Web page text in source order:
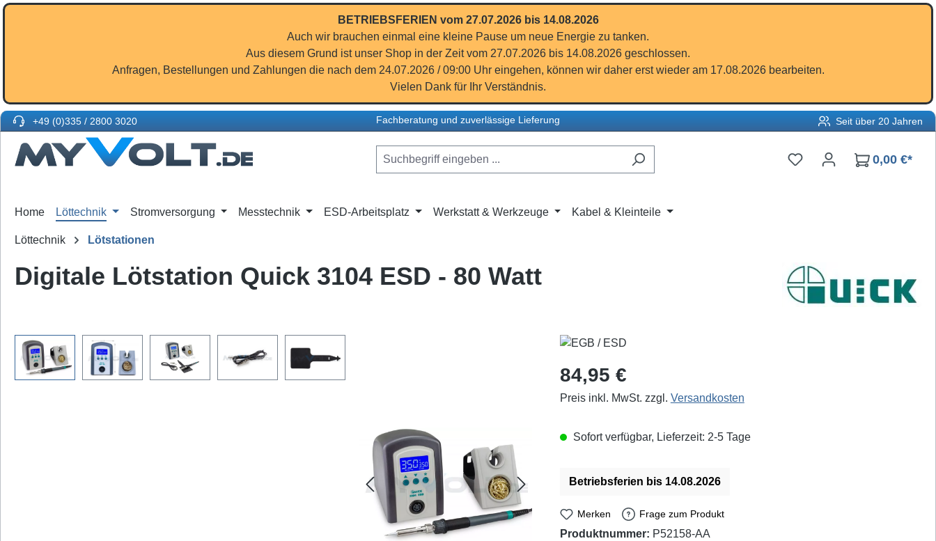
BETRIEBSFERIEN vom 27.07.2026 bis 14.08.2026
Auch wir brauchen einmal eine kleine Pause um neue Energie zu tanken.
Aus diesem Grund ist unser Shop in der Zeit vom 27.07.2026 bis 14.08.2026 geschlossen.
Anfragen, Bestellungen und Zahlungen die nach dem 24.07.2026 / 09:00 Uhr eingehen, können wir daher erst wieder am 17.08.2026 bearbeiten.
Vielen Dank für Ihr Verständnis.
+49 (0)335 / 2800 3020 Fachberatung und zuverlässige Lieferung Seit über 20 Jahren
Du hast 0 Produkte auf
0,00 €*
Home Löttechnik Stromversorgung Messtechnik ESD-Arbeitsplatz Werkstatt & Werkzeuge Kabel & Kleinteile
Löttechnik Lötstationen
Digitale Lötstation Quick 3104 ESD - 80 Watt
Bildergalerie überspringen
Regulärer Preis:
84,95 €
Preis inkl. MwSt. zzgl. Versandkosten
Sofort verfügbar, Lieferzeit: 2-5 Tage
Betriebsferien bis 14.08.2026
Merken Frage zum Produkt
Produktnummer: P52158-AA